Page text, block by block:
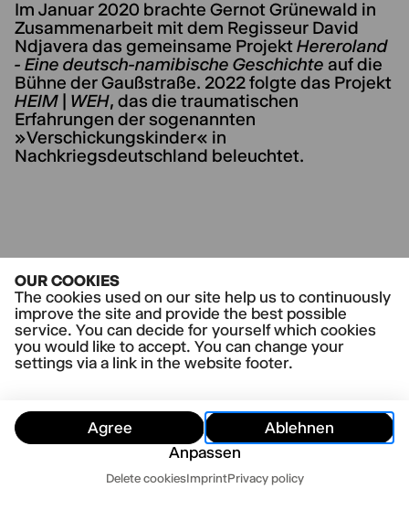
OUR COOKIES
The cookies used on our site help us to continuously
improve the site and provide the best possible
service. You can decide for yourself which cookies
you would like to accept. You can change your
settings via a link in the website footer.
Agree
Ablehnen
Anpassen
Delete cookiesImprintPrivacy policy
Im Januar 2020 brachte Gernot Grünewald in
Zusammenarbeit mit dem Regisseur David
Ndjavera das gemeinsame ProjektHereroland
- Eine deutsch-namibische Geschichte auf die
Bühne der Gaußstraße. 2022 folgte das Projekt
HEIM | WEH, das die traumatischen
Erfahrungen der sogenannten
»Verschickungskinder« in
Nachkriegsdeutschland beleuchtet.
Alles, was wir nicht erinnern